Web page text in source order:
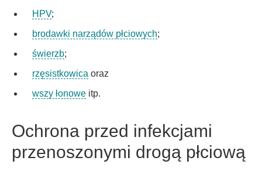
HPV;
brodawki narządów płciowych;
świerzb;
rzęsistkowica oraz
wszy łonowe itp.
Ochrona przed infekcjami
przenoszonymi drogą płciową